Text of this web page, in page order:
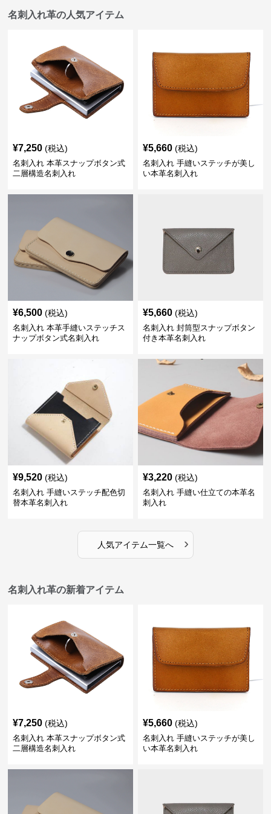
名刺入れ革の人気アイテム
¥7,250 (税込)
名刺入れ 本革スナップボタン式
二層構造名刺入れ
¥5,660 (税込)
名刺入れ 手縫いステッチが美し
い本革名刺入れ
¥6,500 (税込)
名刺入れ 本革手縫いステッチス
ナップボタン式名刺入れ
¥5,660 (税込)
名刺入れ 封筒型スナップボタン
付き本革名刺入れ
¥9,520 (税込)
名刺入れ 手縫いステッチ配色切
替本革名刺入れ
¥3,220 (税込)
名刺入れ 手縫い仕立ての本革名
刺入れ
人気アイテム一覧へ ›
名刺入れ革の新着アイテム
¥7,250 (税込)
名刺入れ 本革スナップボタン式
二層構造名刺入れ
¥5,660 (税込)
名刺入れ 手縫いステッチが美し
い本革名刺入れ